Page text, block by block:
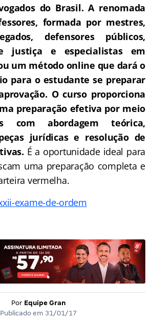
do Brasil. A renomada
formada por mestres,
defensores públicos,
justiça e especialistas em
um método online que dará o
para o estudante se preparar
O curso proporciona
preparação efetiva por meio
com abordagem teórica,
jurídicas e resolução de
É a oportunidade ideal para
uma preparação completa e
vermelha.
Por Equipe Gran
Publicado em 31/01/17